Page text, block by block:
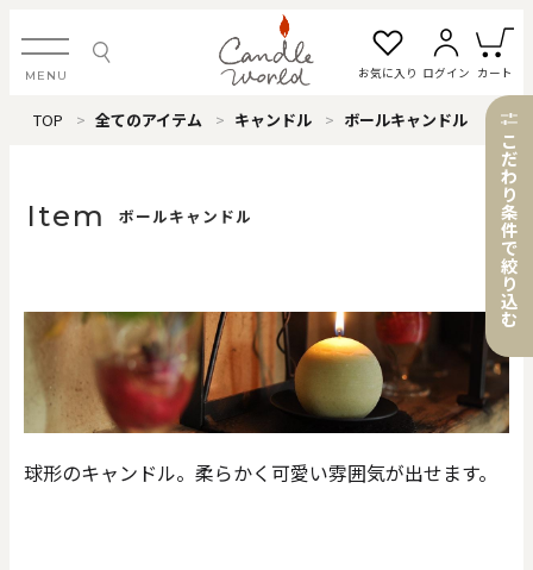
MENU お気に入り ログイン カート
ログイン・新規会員登録
すべてのアイテム
カテゴリから探す
#タグから探す
TOP 全てのアイテム キャンドル ボールキャンドル
Item ボールキャンドル
球形のキャンドル。柔らかく可愛い雰囲気が出せます。
こ
だ
わ
り
条
件
で
絞
り
込
む